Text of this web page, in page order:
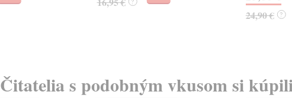
24,90 € ?
Čitatelia s podobným vkusom si